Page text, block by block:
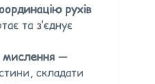
рухів
та з’єднує
мислення —
складати